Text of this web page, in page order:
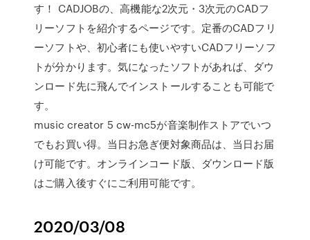
す！ CADJOBの、高機能な2次元・3次元のCADフ
リーソフトを紹介するページです。定番のCADフリ
ーソフトや、初心者にも使いやすいCADフリーソフ
トが分かります。気になったソフトがあれば、ダウ
ンロード先に飛んでインストールすることも可能で
す。
music creator 5 cw-mc5が音楽制作ストアでいつ
でもお買い得。当日お急ぎ便対象商品は、当日お届
け可能です。オンラインコード版、ダウンロード版
はご購入後すぐにご利用可能です。
2020/03/08